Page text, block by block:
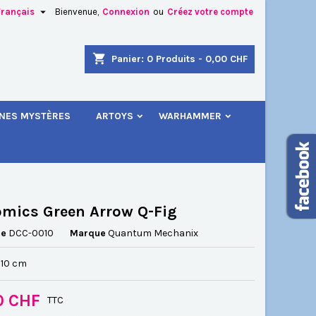
Bienvenue, Connexion ou Créez votre compte

shopping_cart Panier: 0 Produits - 0,00 CHF
MYSTÈRES ARTOYS WARHAMMER
Green Arrow Q-Fig
DCC-0010 Marque Quantum Mechanix
cm
CHF TTC